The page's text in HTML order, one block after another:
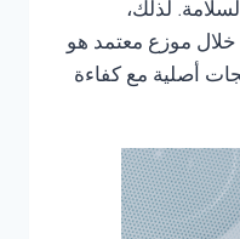
لذلك،
خلال موزع معتمد هو
أصلية مع كفاءة